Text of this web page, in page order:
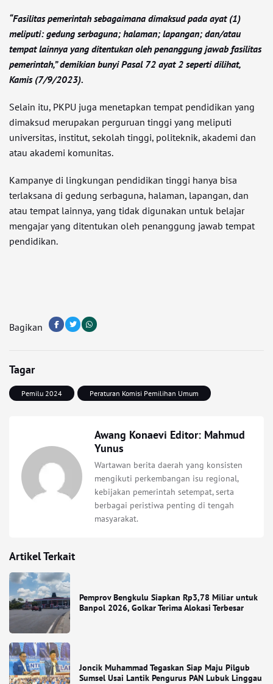
“Fasilitas pemerintah sebagaimana dimaksud pada ayat (1)
meliputi: gedung serbaguna; halaman; lapangan; dan/atau
tempat lainnya yang ditentukan oleh penanggung jawab fasilitas
pemerintah,” demikian bunyi Pasal 72 ayat 2 seperti dilihat,
Kamis (7/9/2023).
Selain itu, PKPU juga menetapkan tempat pendidikan yang
dimaksud merupakan perguruan tinggi yang meliputi
universitas, institut, sekolah tinggi, politeknik, akademi dan
atau akademi komunitas.
Kampanye di lingkungan pendidikan tinggi hanya bisa
terlaksana di gedung serbaguna, halaman, lapangan, dan
atau tempat lainnya, yang tidak digunakan untuk belajar
mengajar yang ditentukan oleh penanggung jawab tempat
pendidikan.
Bagikan
Tagar
Pemilu 2024 Peraturan Komisi Pemilihan Umum
Awang Konaevi Editor: Mahmud
Yunus
Wartawan berita daerah yang konsisten
mengikuti perkembangan isu regional,
kebijakan pemerintah setempat, serta
berbagai peristiwa penting di tengah
masyarakat.
Artikel Terkait
Pemprov Bengkulu Siapkan Rp3,78 Miliar untuk
Banpol 2026, Golkar Terima Alokasi Terbesar
Joncik Muhammad Tegaskan Siap Maju Pilgub
Sumsel Usai Lantik Pengurus PAN Lubuk Linggau